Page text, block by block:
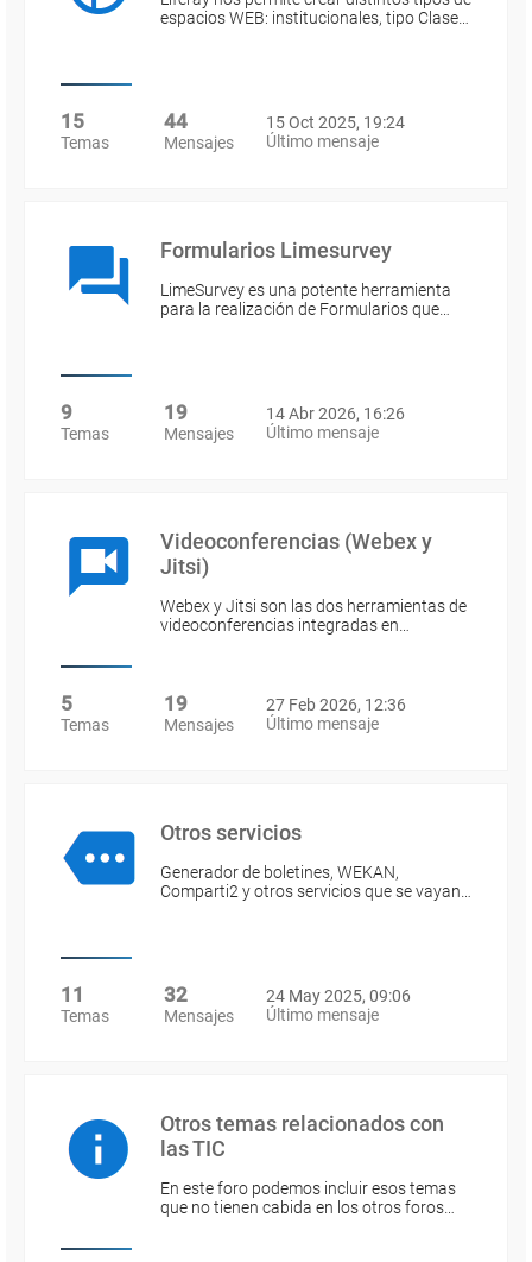
espacios WEB: institucionales, tipo Clase…
15
Temas
44
Mensajes
15 Oct 2025, 19:24
Último mensaje
Formularios Limesurvey
LimeSurvey es una potente herramienta
para la realización de Formularios que…
9
Temas
19
Mensajes
14 Abr 2026, 16:26
Último mensaje
Videoconferencias (Webex y
Jitsi)
Webex y Jitsi son las dos herramientas de
videoconferencias integradas en…
5
Temas
19
Mensajes
27 Feb 2026, 12:36
Último mensaje
Otros servicios
Generador de boletines, WEKAN,
Comparti2 y otros servicios que se vayan…
11
Temas
32
Mensajes
24 May 2025, 09:06
Último mensaje
Otros temas relacionados con
las TIC
En este foro podemos incluir esos temas
que no tienen cabida en los otros foros…